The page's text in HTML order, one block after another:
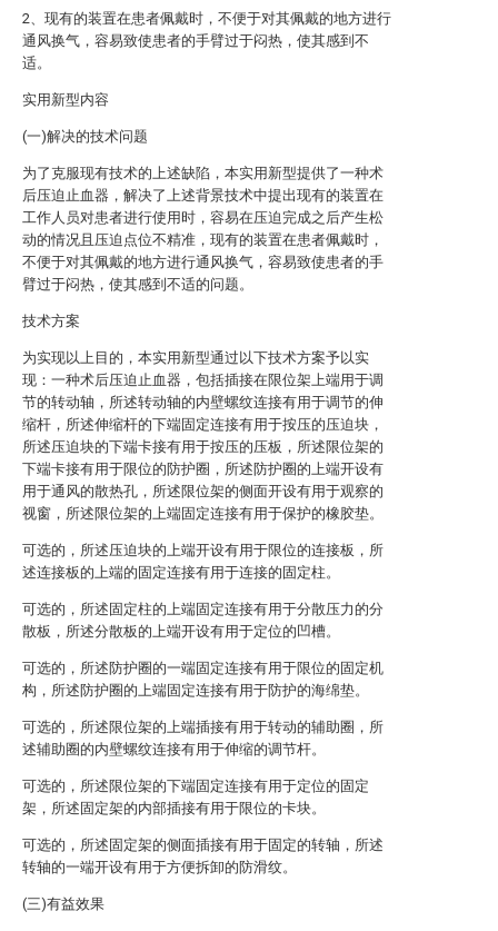
2、现有的装置在患者佩戴时，不便于对其佩戴的地方进行
通风换气，容易致使患者的手臂过于闷热，使其感到不
适。
实用新型内容
(一)解决的技术问题
为了克服现有技术的上述缺陷，本实用新型提供了一种术
后压迫止血器，解决了上述背景技术中提出现有的装置在
工作人员对患者进行使用时，容易在压迫完成之后产生松
动的情况且压迫点位不精准，现有的装置在患者佩戴时，
不便于对其佩戴的地方进行通风换气，容易致使患者的手
臂过于闷热，使其感到不适的问题。
技术方案
为实现以上目的，本实用新型通过以下技术方案予以实
现：一种术后压迫止血器，包括插接在限位架上端用于调
节的转动轴，所述转动轴的内壁螺纹连接有用于调节的伸
缩杆，所述伸缩杆的下端固定连接有用于按压的压迫块，
所述压迫块的下端卡接有用于按压的压板，所述限位架的
下端卡接有用于限位的防护圈，所述防护圈的上端开设有
用于通风的散热孔，所述限位架的侧面开设有用于观察的
视窗，所述限位架的上端固定连接有用于保护的橡胶垫。
可选的，所述压迫块的上端开设有用于限位的连接板，所
述连接板的上端的固定连接有用于连接的固定柱。
可选的，所述固定柱的上端固定连接有用于分散压力的分
散板，所述分散板的上端开设有用于定位的凹槽。
可选的，所述防护圈的一端固定连接有用于限位的固定机
构，所述防护圈的上端固定连接有用于防护的海绵垫。
可选的，所述限位架的上端插接有用于转动的辅助圈，所
述辅助圈的内壁螺纹连接有用于伸缩的调节杆。
可选的，所述限位架的下端固定连接有用于定位的固定
架，所述固定架的内部插接有用于限位的卡块。
可选的，所述固定架的侧面插接有用于固定的转轴，所述
转轴的一端开设有用于方便拆卸的防滑纹。
(三)有益效果